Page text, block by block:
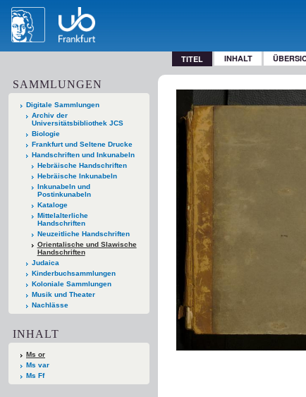
TITEL INHALT
SAMMLUNGEN
Digitale Sammlungen
Archiv der
Universitätsbibliothek JCS
Biologie
Frankfurt und Seltene Drucke
Handschriften und Inkunabeln
Hebräische Handschriften
Hebräische Inkunabeln
Inkunabeln und
Postinkunabeln
Kataloge
Mittelalterliche
Handschriften
Neuzeitliche Handschriften
Orientalische und Slawische
Handschriften
Judaica
Kinderbuchsammlungen
Koloniale Sammlungen
Musik und Theater
Nachlässe
INHALT
Ms or
Ms var
Ms Ff